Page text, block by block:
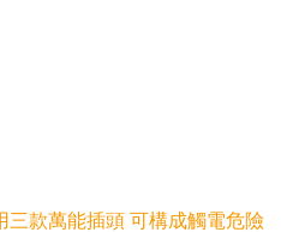
三款萬能插頭 可構成觸電危險